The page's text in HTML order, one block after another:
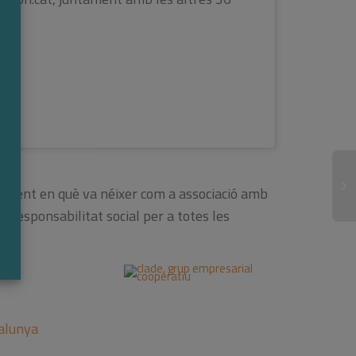
en què va néixer com a associació amb
responsabilitat social per a totes les